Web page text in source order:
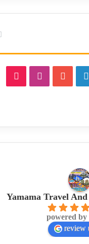
LinkedIn
YouTube
Instagram
Yamama Travel
powered by
review